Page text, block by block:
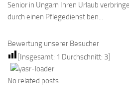
Senior in Ungarn Ihren Urlaub
durch einen Pflegedienst ben...
Bewertung unserer Besucher
[Insgesamt: 1 Durchschnitt: 3]
No related posts.